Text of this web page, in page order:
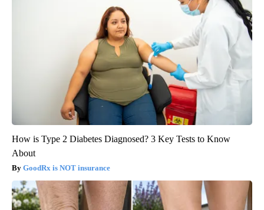
How is Type 2 Diabetes Diagnosed? 3 Key Tests to Know
About
GoodRx is NOT insurance